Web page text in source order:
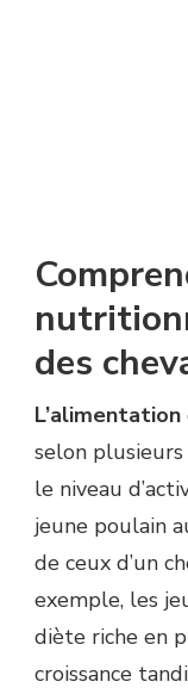
des
L’alimentation
selon plusieurs
le niveau
jeune poulain
de ceux d’un
exemple, les
diète riche en
croissance